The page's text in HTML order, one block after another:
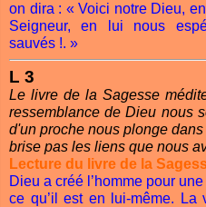
on dira : « Voici notre Dieu,
Seigneur, en lui nous
sauvés !. »
L 3
Le livre de la Sagesse
ressemblance de Dieu nous
d'un proche nous plonge
brise pas les liens que nous
Lecture du livre de la
Dieu a créé l’homme pour
ce qu’il est en lui-même.